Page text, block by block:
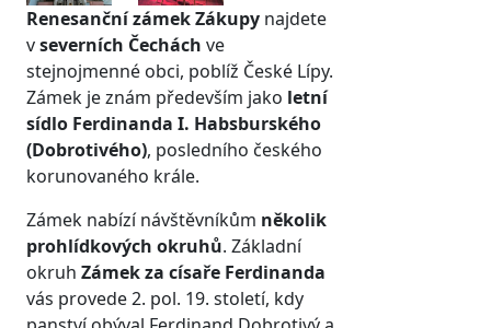
Renesanční zámek Zákupy najdete
vseverních Čechách ve
stejnojmenné obci, poblíž České Lípy.
Zámek je znám především jako letní
sídlo Ferdinanda I. Habsburského
(Dobrotivého), posledního českého
korunovaného krále.
Zámek nabízí návštěvníkům několik
prohlídkových okruhů. Základní
okruh Zámek za císaře Ferdinanda
vás provede 2. pol. 19. století, kdy